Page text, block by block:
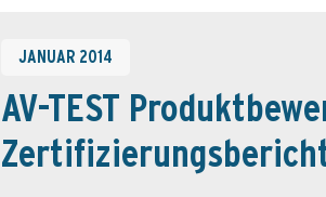
JANUAR 2014
AV-TEST